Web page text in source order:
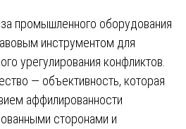
промышленного оборудования
инструментом для
урегулирования конфликтов.
— объективность, которая
аффилированности
сторонами и